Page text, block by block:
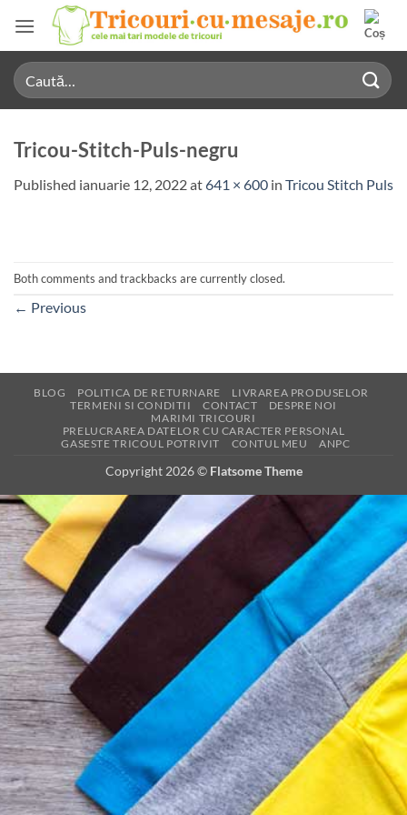
content
Caută
după:
Tricou-Stitch-Puls-negru
Published ianuarie 12, 2022at641 × 600 in Tricou Stitch Puls
Both comments and trackbacks are currently closed.
← Previous
BLOG POLITICA DE RETURNARE
LIVRAREA PRODUSELOR
TERMENI SI CONDITII
CONTACT
DESPRE NOI
MARIMI TRICOURI
PRELUCRAREA DATELOR CU CARACTER PERSONAL
GASESTE TRICOUL POTRIVIT
CONTUL MEU ANPC
Copyright 2026 © Flatsome Theme